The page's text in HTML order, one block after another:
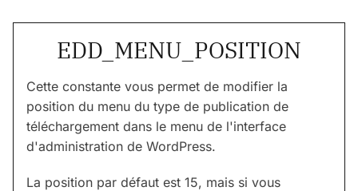
EDD_MENU_POSITION
Cette constante vous permet de modifier la
position du menu du type de publication de
téléchargement dans le menu de l'interface
d'administration de WordPress.
La position par défaut est 15, mais si vous